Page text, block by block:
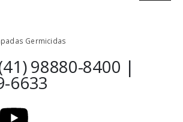
98880-8400 |
6633